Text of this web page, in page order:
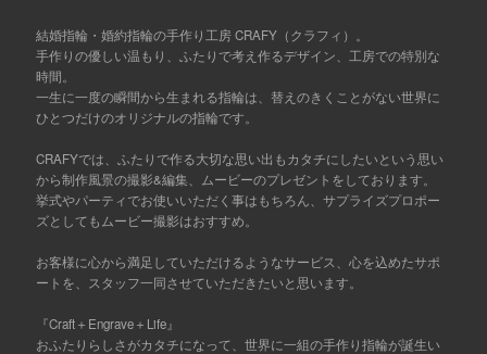
結婚指輪・婚約指輪の手作り工房 CRAFY（クラフィ）。
手作りの優しい温もり、ふたりで考え作るデザイン、工房での特別な
時間。
一生に一度の瞬間から生まれる指輪は、替えのきくことがない世界に
ひとつだけのオリジナルの指輪です。
CRAFYでは、ふたりで作る大切な思い出もカタチにしたいという思い
から制作風景の撮影&編集、ムービーのプレゼントをしております。
挙式やパーティでお使いいただく事はもちろん、サプライズプロポー
ズとしてもムービー撮影はおすすめ。
お客様に心から満足していただけるようなサービス、心を込めたサポ
ートを、スタッフ一同させていただきたいと思います。
『Craft＋Engrave＋Life』
おふたりらしさがカタチになって、世界に一組の手作り指輪が誕生い